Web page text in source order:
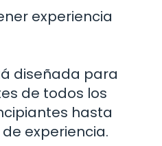
experiencia
diseñada para
de todos los
hasta
experiencia.